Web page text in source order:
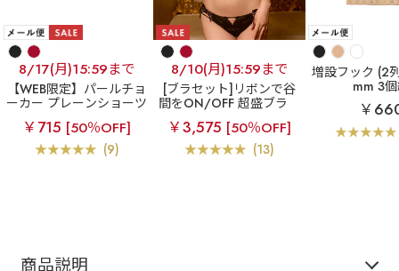
8/17(月)15:59まで
【WEB限定】パールチョ
ーカー プレーンショーツ
￥715 [50％OFF]
(9)
8/10(月)15:59まで
[ブラセット]リボンで谷
間をON/OFF 超盛ブラ
【WEB限定】パールチョ
ーカー 超盛ブラ(R) ブラ
ジャー&ショーツ
￥3,575 [50％OFF]
(13)
増設フック (2
mm 3
￥
商品説明